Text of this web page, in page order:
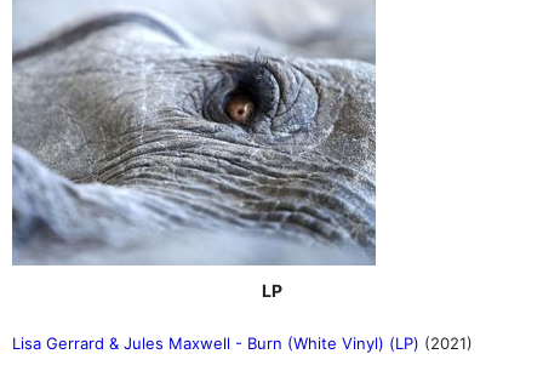
LP
Lisa Gerrard & Jules Maxwell - Burn (White Vinyl) (LP) (2021)